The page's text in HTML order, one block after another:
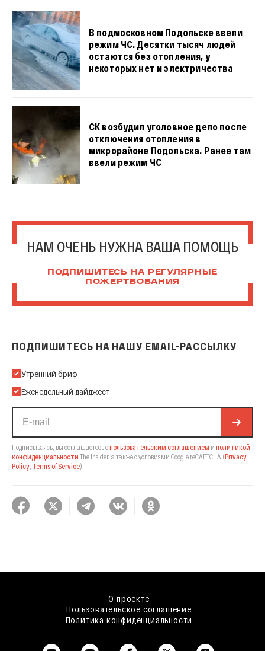
В подмосковном Подольске ввели
режим ЧС. Десятки тысяч людей
остаются без отопления, у
некоторых нет и электричества
СК возбудил уголовное дело после
отключения отопления в
микрорайоне Подольска. Ранее там
ввели режим ЧС
НАМ ОЧЕНЬ НУЖНА ВАША ПОМОЩЬ
ПОДПИШИТЕСЬ НА РЕГУЛЯРНЫЕ
ПОЖЕРТВОВАНИЯ
ПОДПИШИТЕСЬ НА НАШУ EMAIL-РАССЫЛКУ
Подпишитесь на нашу Email-рассылку
Утренний бриф
Еженедельный дайджест
Подписываясь, вы соглашаетесь спользовательским соглашением и политикой
конфиденциальности The Insider, а также с условиями Google reCAPTCHA (Privacy
Policy, Terms of Service).
О проекте
Пользовательское соглашение
Политика конфиденциальности